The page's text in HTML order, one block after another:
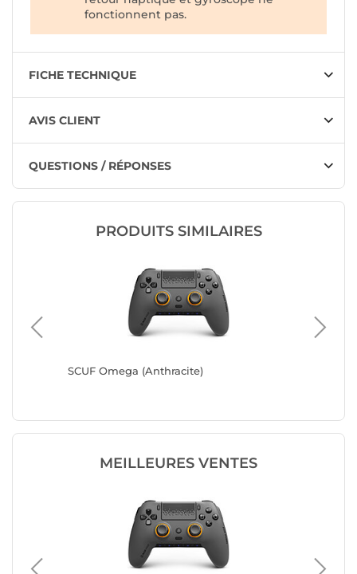
fonctionnent pas.
FICHE TECHNIQUE
AVIS CLIENT
QUESTIONS / RÉPONSES
PRODUITS SIMILAIRES
SCUF Omega (Anthracite)
MEILLEURES VENTES